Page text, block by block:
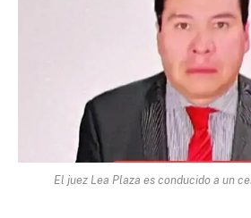
El juez Lea Plaza es conducido a un